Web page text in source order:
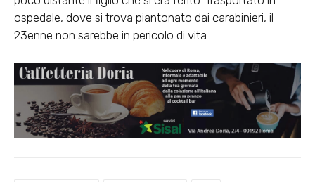
ospedale, dove si trova piantonato dai carabinieri, il
23enne non sarebbe in pericolo di vita.